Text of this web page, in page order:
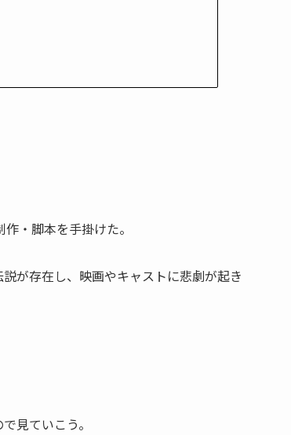
・脚本を手掛けた。
が存在し、映画やキャストに悲劇が起き
見ていこう。